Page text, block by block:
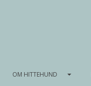
OM HITTEHUND